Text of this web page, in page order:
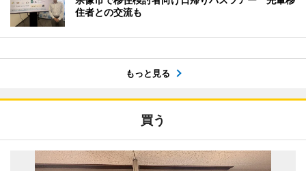
住者との交流も
もっと見る
買う